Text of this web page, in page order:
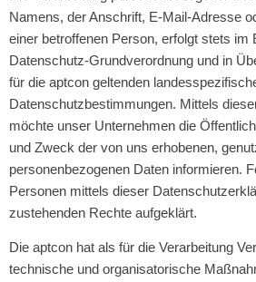
Namens, der Anschrift, E-Mail-Adresse
einer betroffenen Person, erfolgt stets im
Datenschutz-Grundverordnung und in
für die aptcon geltenden
Datenschutzbestimmungen. Mittels
möchte unser Unternehmen die
und Zweck der von uns erhobenen,
personenbezogenen Daten informieren.
Personen mittels dieser
zustehenden Rechte aufgeklärt.
Die aptcon hat als für die Verarbeitung
technische und organisatorische